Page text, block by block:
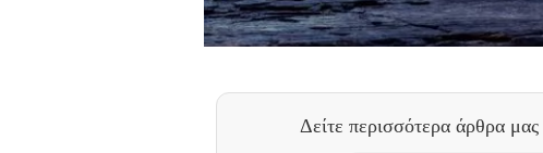
Δείτε περισσότερα άρθρα μας